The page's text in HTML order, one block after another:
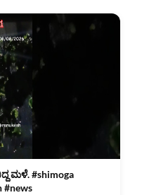
ಮಳೆ. #shimoga
#news